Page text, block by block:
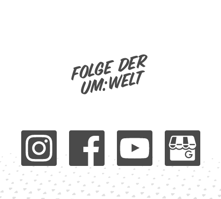
Folge der
um:welt